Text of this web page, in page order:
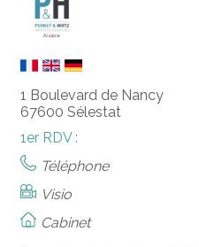
1 Boulevard de Nancy
67600 Sélestat
1er RDV :
Téléphone
Visio
Cabinet